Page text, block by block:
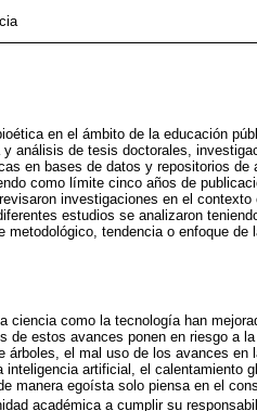
en el ámbito de la educación
análisis de tesis doctorales,
en bases de datos y repositorios de
como límite cinco años de
investigaciones en el contexto
estudios se analizaron
tendencia o enfoque de
ciencia como la tecnología han
de estos avances ponen en riesgo a la
el mal uso de los avances en
artificial, el calentamiento
manera egoísta solo piensa en el
académica a cumplir su